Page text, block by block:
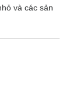
và các sản